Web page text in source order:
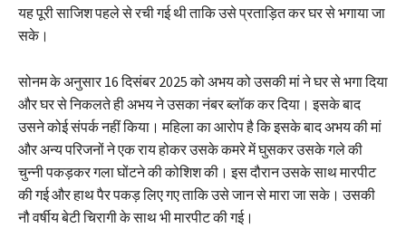
यह पूरी साजिश पहले से रची गई थी ताकि उसे प्रताड़ित कर घर से भगाया जा
सके।
सोनम के अनुसार 16 दिसंबर 2025 को अभय को उसकी मां ने घर से भगा दिया
और घर से निकलते ही अभय ने उसका नंबर ब्लॉक कर दिया। इसके बाद
उसने कोई संपर्क नहीं किया। महिला का आरोप है कि इसके बाद अभय की मां
और अन्य परिजनों ने एक राय होकर उसके कमरे में घुसकर उसके गले की
चुन्नी पकड़कर गला घोंटने की कोशिश की। इस दौरान उसके साथ मारपीट
की गई और हाथ पैर पकड़ लिए गए ताकि उसे जान से मारा जा सके। उसकी
नौ वर्षीय बेटी चिरागी के साथ भी मारपीट की गई।